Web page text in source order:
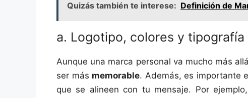
Quizás también te interese: Definición de
a. Logotipo, colores y tipografía
Aunque una marca personal va mucho más
ser más memorable. Además, es importante
que se alineen con tu mensaje. Por